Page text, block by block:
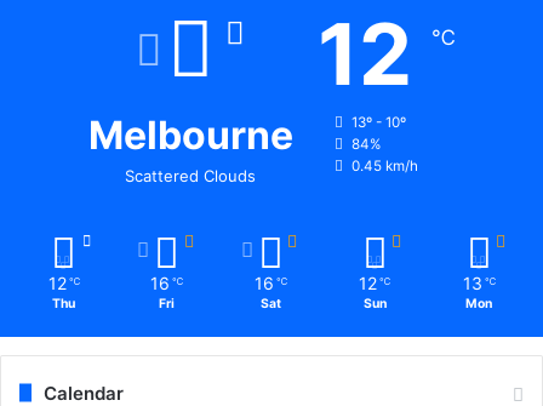
Melbourne
Scattered Clouds
12 ℃
13º - 10º
84%
0.45 km/h
12 ℃
Thu
16 ℃
Fri
16 ℃
Sat
12 ℃
Sun
13 ℃
Mon
Calendar